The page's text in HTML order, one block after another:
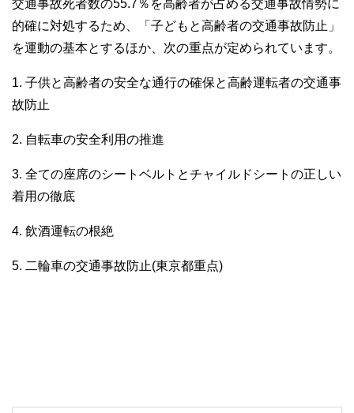
交通事故死者数の55.7％を高齢者が占める交通事故情勢に
的確に対処するため、「子どもと高齢者の交通事故防止」
を運動の基本とするほか、次の重点が定められています。
1. 子供と高齢者の安全な通行の確保と高齢運転者の交通事
故防止
2. 自転車の安全利用の推進
3. 全ての座席のシートベルトとチャイルドシートの正しい
着用の徹底
4. 飲酒運転の根絶
5. 二輪車の交通事故防止(東京都重点)